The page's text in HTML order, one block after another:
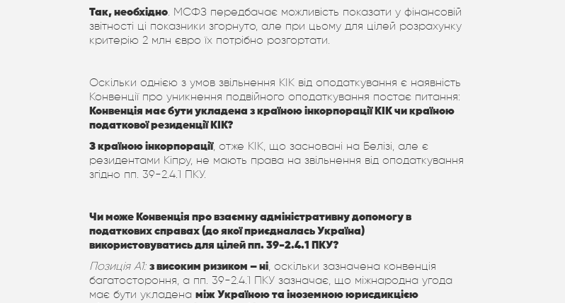
Так, необхідно. МСФЗ передбачає можливість показати у фінансовій
звітності ці показники згорнуто, але при цьому для цілей розрахунку
критерію 2 млн євро їх потрібно розгортати.
Оскільки однією з умов звільнення КІК від оподаткування є наявність
Конвенції про уникнення подвійного оподаткування постає питання:
Конвенція має бути укладена з країною інкорпорації КІК чи країною
податкової резиденції КІК?
З країною інкорпорації, отже КІК, що засновані на Белізі, але є
резидентами Кіпру, не мають права на звільнення від оподаткування
згідно пп. 39-2.4.1 ПКУ.
Чи може Конвенція про взаємну адміністративну допомогу в
податкових справах (до якої приєдналась Україна)
використовуватись для цілей пп. 39-2.4.1 ПКУ?
Позиція А1: з високим ризиком – ні, оскільки зазначена конвенція
багатостороння, а пп. 39-2.4.1 ПКУ зазначає, що міжнародна угода
має бути укладена між Україною та іноземною юрисдикцією